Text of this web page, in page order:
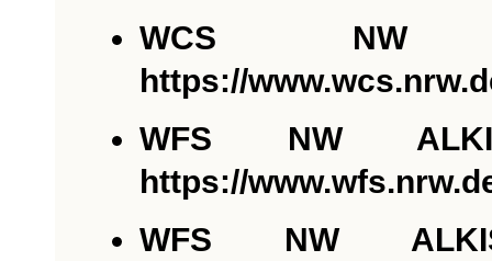
WCS NW
https://
WFS NW
https://
WFS NW ALKIS